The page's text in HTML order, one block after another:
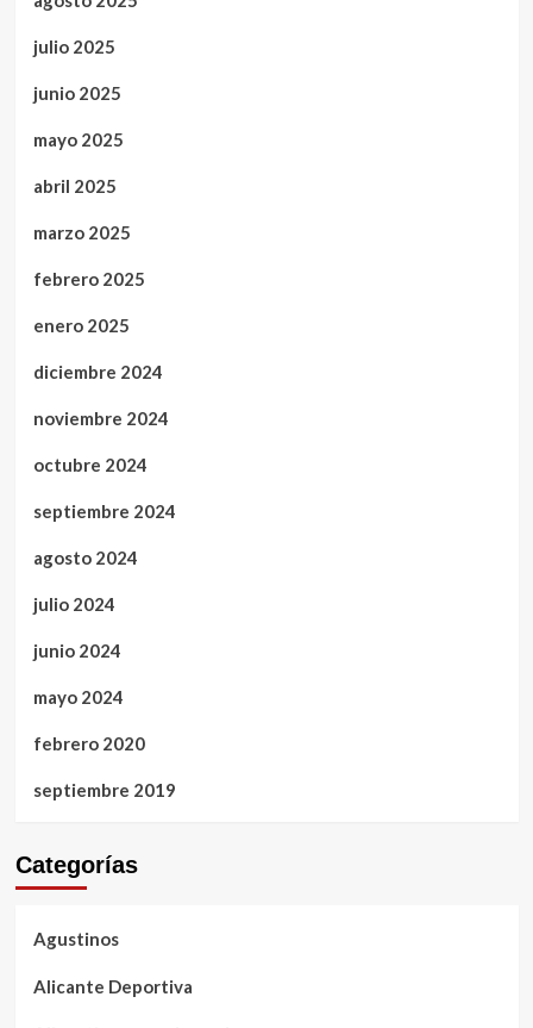
julio 2025
junio 2025
mayo 2025
abril 2025
marzo 2025
febrero 2025
enero 2025
diciembre 2024
noviembre 2024
octubre 2024
septiembre 2024
agosto 2024
julio 2024
junio 2024
mayo 2024
febrero 2020
septiembre 2019
Categorías
Agustinos
Alicante Deportiva